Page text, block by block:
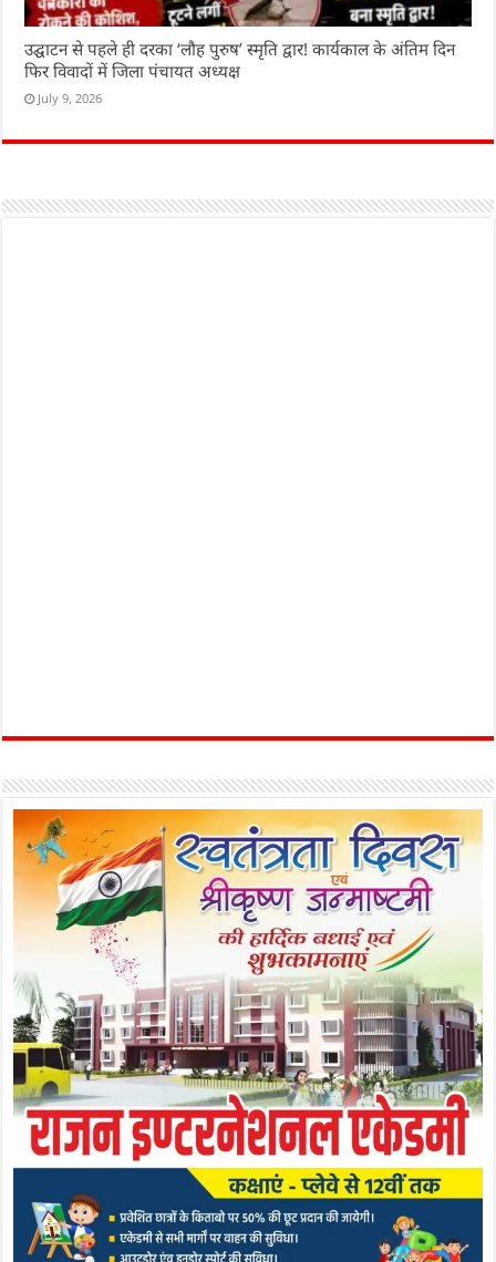
उद्घाटन से पहले ही दरका ‘लौह पुरुष’ स्मृति द्वार! कार्यकाल के अंतिम दिन
फिर विवादों में जिला पंचायत अध्यक्ष
July 9, 2026